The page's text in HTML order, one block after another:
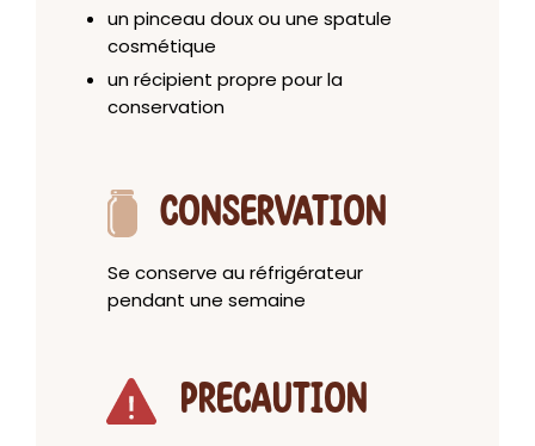
un pinceau doux ou une spatule
cosmétique
un récipient propre pour la
conservation
CONSERVATION
Se conserve au réfrigérateur
pendant une semaine
PRECAUTION